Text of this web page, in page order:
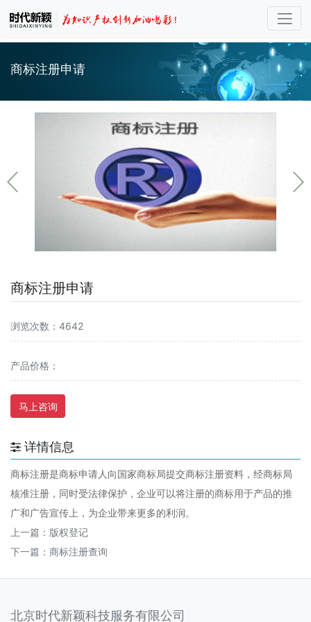
商标注册申请
商标注册申请
浏览次数：4642
产品价格：
马上咨询
详情信息
商标注册是商标申请人向国家商标局提交商标注册资料，经商标局
核准注册，同时受法律保护，企业可以将注册的商标用于产品的推
广和广告宣传上，为企业带来更多的利润。
上一篇： 版权登记
下一篇： 商标注册查询
北京时代新颖科技服务有限公司